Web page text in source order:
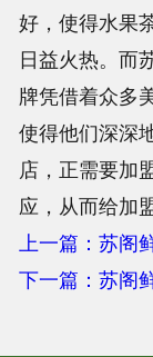
好，使得水果
日益火热。而
牌凭借着众多
使得他们深深
店，正需要加
应，从而给加
上一篇：苏阁
下一篇：苏阁